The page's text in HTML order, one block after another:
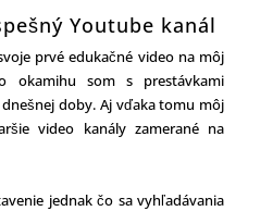
Youtube kanál
prvé edukačné video na môj
okamihu som s prestávkami
doby. Aj vďaka tomu môj
video kanály zamerané na
jednak čo sa vyhľadávania